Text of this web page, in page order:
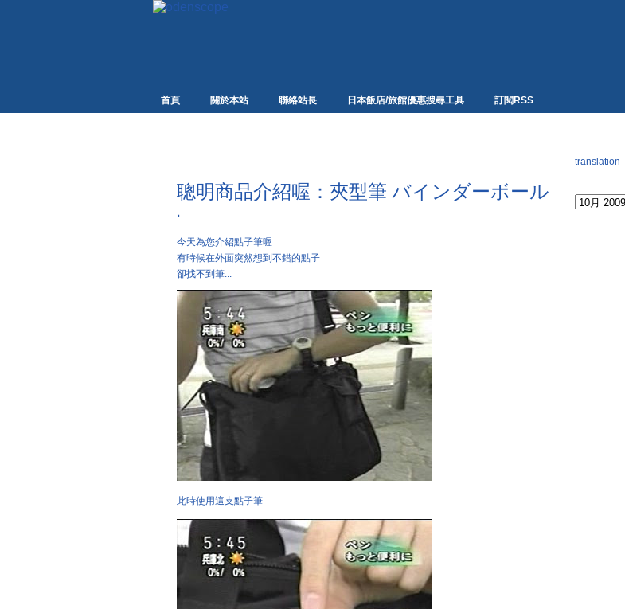
首頁 關於本站 聯絡站長 日本飯店/旅館優惠搜尋工具 訂閱RSS
聰明商品介紹喔：夾型筆 バインダーボール
·
今天為您介紹點子筆喔
有時候在外面突然想到不錯的點子
卻找不到筆...
此時使用這支點子筆
translation